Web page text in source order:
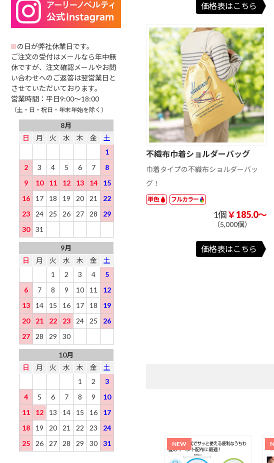
101 ～ 200 円 201 ～ 300 円
501 ～ 1000 円 1001 円以上
ー ナスカン
アクリルスタン
アクリルマグネ
の日が弊社休業日です。
ご注文の受付はメールなら年中無
休ですが、注文確認メールやお問
い合わせへのご返答は翌営業日と
させていただいております。
営業時間：平日9:00～18:00
（土・日・祝日・年末年始を除く）
8月
日
月 火 水 木 金
土
1
2
3 4 5 6 7
8
9
10 11 12 13 14
15
16
17 18 19 20 21
22
23
24 25 26 27 28
29
30
31
9月
日
月 火 水 木 金
土
1
2 3 4
5
6
7 8 9 10 11
12
13
14 15 16 17 18
19
20
21 22 23 24 25
26
27
28 29 30
10月
日
月 火 水 木 金
土
1
2
3
4
5 6 7 8 9
10
11
12 13 14 15 16
17
18
19 20 21 22 23
24
25
26 27 28 29 30 31
価格表はこちら
不織布巾着ショルダーバッグ
巾着タイプの不織布ショルダーバッ
グ！
単色 フルカラー
1個￥185.0～
（5,000個）
価格表はこちら